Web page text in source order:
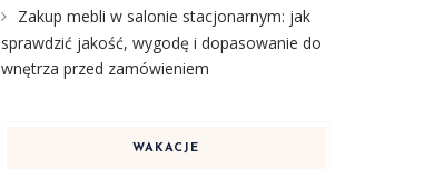
Zakup mebli w salonie stacjonarnym: jak
sprawdzić jakość, wygodę i dopasowanie do
wnętrza przed zamówieniem
WAKACJE